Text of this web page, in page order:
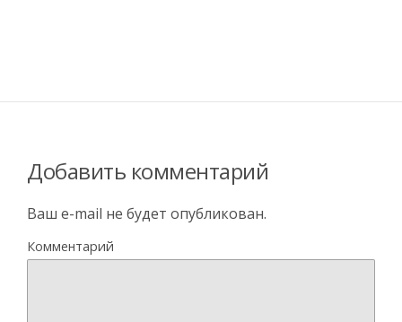
Добавить комментарий
Ваш e-mail не будет опубликован.
Комментарий